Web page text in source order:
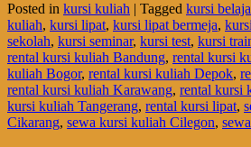
Posted in kursi kuliah | Tagged kursi
kuliah, kursi lipat, kursi lipat bermeja,
sekolah, kursi seminar, kursi test, kursi
rental kursi kuliah Bandung, rental kursi
kuliah Bogor, rental kursi kuliah Depok,
rental kursi kuliah Karawang, rental kursi
kursi kuliah Tangerang, rental kursi lipat,
Cikarang, sewa kursi kuliah Cilegon,